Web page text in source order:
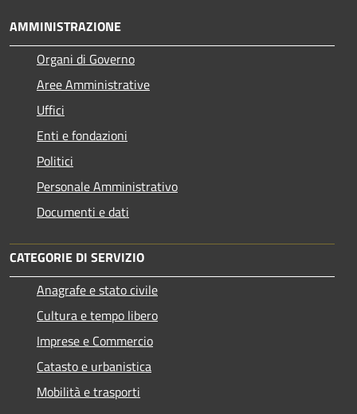
AMMINISTRAZIONE
Organi di Governo
Aree Amministrative
Uffici
Enti e fondazioni
Politici
Personale Amministrativo
Documenti e dati
CATEGORIE DI SERVIZIO
Anagrafe e stato civile
Cultura e tempo libero
Imprese e Commercio
Catasto e urbanistica
Mobilità e trasporti